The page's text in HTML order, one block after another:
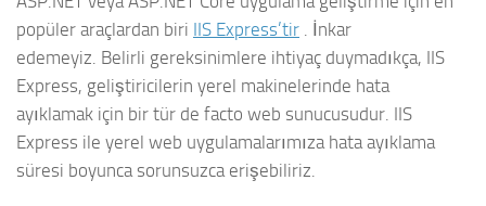
popüler araçlardan biri IIS Express’tir . İnkar
edemeyiz. Belirli gereksinimlere ihtiyaç duymadıkça, IIS
Express, geliştiricilerin yerel makinelerinde hata
ayıklamak için bir tür de facto web sunucusudur. IIS
Express ile yerel web uygulamalarımıza hata ayıklama
süresi boyunca sorunsuzca erişebiliriz.